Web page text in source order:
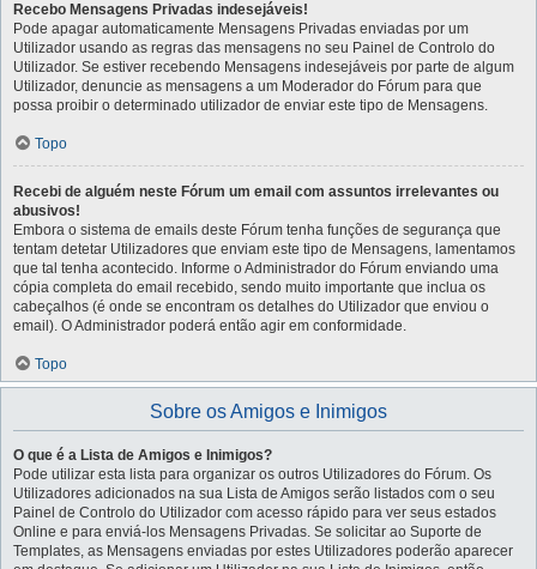
Recebo Mensagens Privadas indesejáveis!
Pode apagar automaticamente Mensagens Privadas enviadas por um
Utilizador usando as regras das mensagens no seu Painel de Controlo do
Utilizador. Se estiver recebendo Mensagens indesejáveis por parte de algum
Utilizador, denuncie as mensagens a um Moderador do Fórum para que
possa proibir o determinado utilizador de enviar este tipo de Mensagens.
Topo
Recebi de alguém neste Fórum um email com assuntos irrelevantes ou
abusivos!
Embora o sistema de emails deste Fórum tenha funções de segurança que
tentam detetar Utilizadores que enviam este tipo de Mensagens, lamentamos
que tal tenha acontecido. Informe o Administrador do Fórum enviando uma
cópia completa do email recebido, sendo muito importante que inclua os
cabeçalhos (é onde se encontram os detalhes do Utilizador que enviou o
email). O Administrador poderá então agir em conformidade.
Topo
Sobre os Amigos e Inimigos
O que é a Lista de Amigos e Inimigos?
Pode utilizar esta lista para organizar os outros Utilizadores do Fórum. Os
Utilizadores adicionados na sua Lista de Amigos serão listados com o seu
Painel de Controlo do Utilizador com acesso rápido para ver seus estados
Online e para enviá-los Mensagens Privadas. Se solicitar ao Suporte de
Templates, as Mensagens enviadas por estes Utilizadores poderão aparecer